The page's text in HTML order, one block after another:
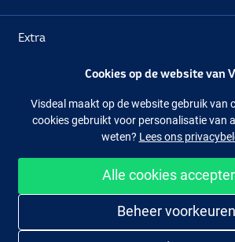
Extra
Facebook
Makkelijk
Cookies op de website van
Visdeal maakt op de website gebruik van
cookies gebruikt voor personalisatie van
weten? Lees ons
Alle cookies
Beheer voorkeuren